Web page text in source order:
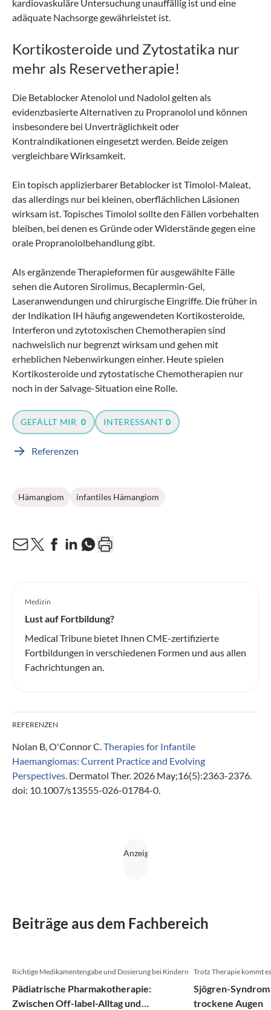
kardiovaskuläre Untersuchung unauffällig ist und eine
adäquate Nachsorge gewährleistet ist.
Kortikosteroide und Zytostatika nur
mehr als Reservetherapie!
Die Betablocker Atenolol und Nadolol gelten als
evidenzbasierte Alternativen zu Propranolol und können
insbesondere bei Unverträglichkeit oder
Kontraindikationen eingesetzt werden. Beide zeigen
vergleichbare Wirksamkeit.
Ein topisch applizierbarer Betablocker ist Timolol-Maleat,
das allerdings nur bei kleinen, oberflächlichen Läsionen
wirksam ist. Topisches Timolol sollte den Fällen vorbehalten
bleiben, bei denen es Gründe oder Widerstände gegen eine
orale Propranololbehandlung gibt.
Als ergänzende Therapieformen für ausgewählte Fälle
sehen die Autoren Sirolimus, Becaplermin-Gel,
Laseranwendungen und chirurgische Eingriffe. Die früher in
der Indikation IH häufig angewendeten Kortikosteroide,
Interferon und zytotoxischen Chemotherapien sind
nachweislich nur begrenzt wirksam und gehen mit
erheblichen Nebenwirkungen einher. Heute spielen
Kortikosteroide und zytostatische Chemotherapien nur
noch in der Salvage-Situation eine Rolle.
GEFÄLLT MIR 0 INTERESSANT 0
Referenzen
Hämangiom infantiles Hämangiom
Medizin
Lust auf Fortbildung?
Medical Tribune bietet Ihnen CME-zertifizierte
Fortbildungen in verschiedenen Formen und aus allen
Fachrichtungen an.
REFERENZEN
Nolan B, O'Connor C. Therapies for Infantile
Haemangiomas: Current Practice and Evolving
Perspectives. Dermatol Ther. 2026 May;16(5):2363-2376.
doi: 10.1007/s13555-026-01784-0.
Beiträge aus dem Fachbereich
Richtige Medikamentengabe und Dosierung bei Kindern
Pädiatrische Pharmakotherapie:
Zwischen Off-label-Alltag und
Trotz Therapie kommt
Sjögren-
trockene Augen